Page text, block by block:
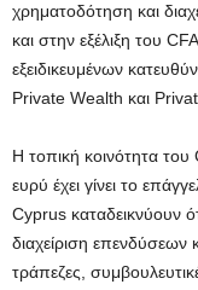
χρηματοδότηση και
και στην εξέλιξη του
εξειδικευμένων
Private Wealth και
Η τοπική κοινότητα
ευρύ έχει γίνει το
Cyprus καταδεικνύουν
διαχείριση επενδύσεων
τράπεζες,